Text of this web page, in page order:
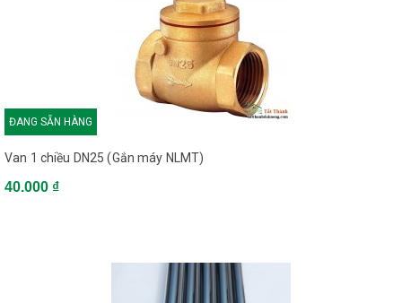
ĐANG SẴN HÀNG
Van 1 chiều DN25 (Gắn máy NLMT)
40.000 ₫